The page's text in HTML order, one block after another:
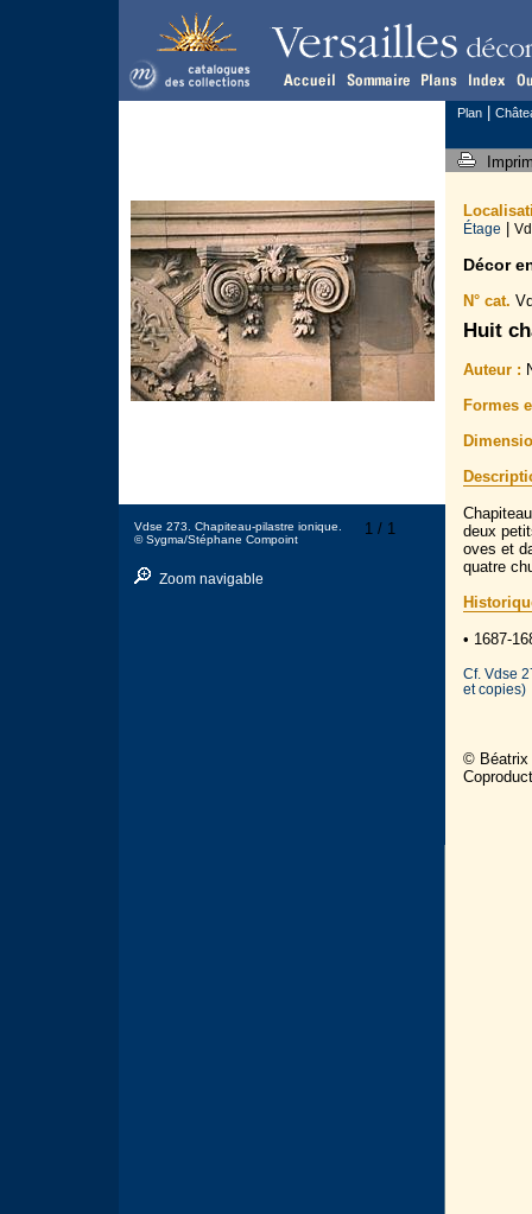
Étage
Décor
N° cat.
Huit
Auteur :
Formes
deux
oves et
quatre
• 1687-
Cf. Vdse
et copies)
© Béatrix
1 / 1
Vdse 273. Chapiteau-pilastre ionique.
© Sygma/Stéphane Compoint
Zoom navigable
Plan